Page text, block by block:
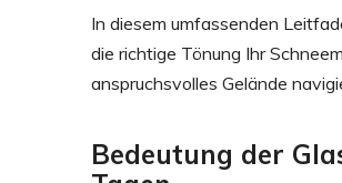
In diesem umfassenden
die richtige Tönung Ihr
anspruchsvolles Gelände
Bedeutung der